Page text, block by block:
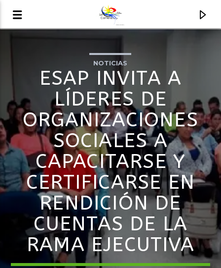
AUDIO EN VIVO
LA COMETA, SEÑALES A CIELO ABIERTO
Audio en Vivo
NOTICIAS
ESAP INVITA A
LÍDERES DE
ORGANIZACIONES
SOCIALES A
CAPACITARSE Y
CERTIFICARSE EN
RENDICIÓN DE
CUENTAS DE LA
RAMA EJECUTIVA